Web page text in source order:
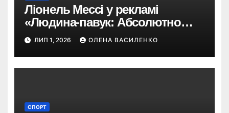
Ліонель Мессі у рекламі
«Людина-павук: Абсолютно
новий день»: навіщо Sony
запросила футбольну легенду
ЛИП 1, 2026 ОЛЕНА ВАСИЛЕНКО
СПОРТ